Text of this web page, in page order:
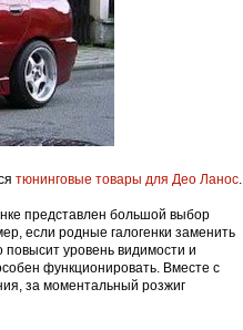
тюнинговые товары для Део Ланос.
представлен большой выбор
если родные галогенки заменить
повысит уровень видимости и
функционировать. Вместе с
за моментальный розжиг